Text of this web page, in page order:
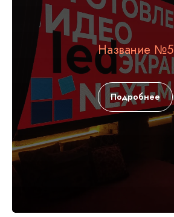
Название №5
Подробнее